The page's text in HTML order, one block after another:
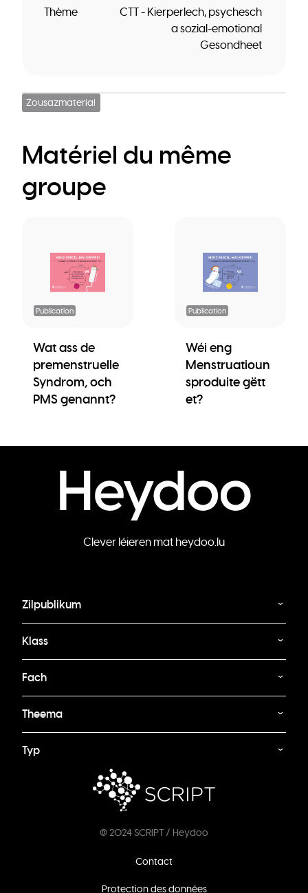
Thème
CTT - Kierperlech, psychesch
a sozial-emotional
Gesondheet
Zousazmaterial
Matériel du même
groupe
Publication
Wat ass de
premenstruelle
Syndrom, och
PMS genannt?
Publication
Wéi eng
Menstruatioun
sproduite gëtt
et?
Clever léieren mat heydoo.lu
Zilpublikum
Klass
Fach
Theema
Typ
@ 2024 SCRIPT / Heydoo
Contact
Protection des données